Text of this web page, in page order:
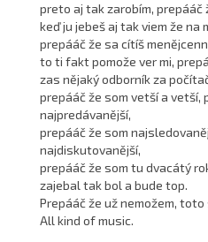
preto aj tak zarobím, prepááč
keď ju jebeš aj tak viem že na
prepááč že sa cítíš
to ti fakt pomože ver mi,
zas nějaký odborník za
prepááč že som vetší a vetší,
najpredávanější,
prepááč že som
najdiskutovanější,
prepááč že som tu dvacátý
zajebal tak bol a bude top.
Prepááč že už nemožem,
All kind of music.